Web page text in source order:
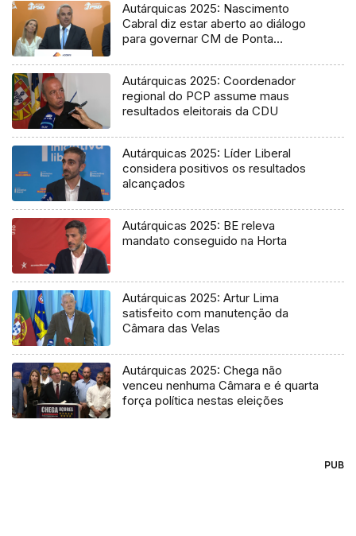
Autárquicas 2025: Nascimento
Cabral diz estar aberto ao diálogo
para governar CM de Ponta
Autárquicas 2025: Coordenador
regional do PCP assume maus
resultados eleitorais da CDU
Autárquicas 2025: Líder Liberal
considera positivos os resultados
alcançados
Autárquicas 2025: BE releva
mandato conseguido na Horta
Autárquicas 2025: Artur Lima
satisfeito com manutenção da
Câmara das Velas
Autárquicas 2025: Chega não
venceu nenhuma Câmara e é quarta
força política nestas eleições
PUB